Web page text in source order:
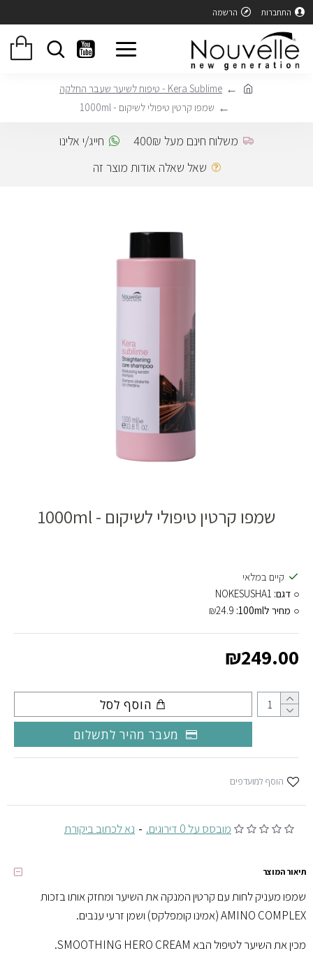
התחברות הרשמה
Kera Sublime - טיפוח לשיער שעבר החלקה
שמפו קרטין טיפולי לשיקום - 1000ml
משלוח חינם מעל 400₪
חייג/י אלינו
שאל שאלה אודות מוצר זה
שמפו קרטין טיפולי לשיקום - 1000ml
מובסס על 0 דירוגים. - נא לכתוב ביקורת
₪249.00
קיים במלאי
דגם: NOKESUSHA1
מחיר ל100ml:
₪24.9
הוסף לסל
מעבר מהיר לתשלום
הוסף למועדפים
תיאור המוצר
שמפו מעניק לחות עם קרטין המנקה את השיער ומחזק אותו בזכות
AMINO COMPLEX (אמינו קומפלקס) ושמן זרעי ענבים.
מכין את השיער לטיפול הבא SMOOTHING HERO CREAM.